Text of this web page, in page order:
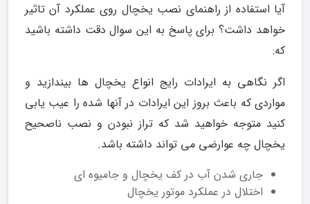
آیا استفاده از راهنمای نصب یخچال روی عملکرد آن تاثیر
خواهد داشت؟ برای پاسخ به این سوال دقت داشته باشید
که:
اگر نگاهی به ایرادات رایج انواع یخچال ها بیندازید و
مواردی که باعث بروز این ایرادات در آنها شده را عیب یابی
کنید متوجه خواهید شد که تراز نبودن و نصب ناصحیح
یخچال چه عوارضی می تواند داشته باشد.
جاری شدن آب در کف یخچال و جامیوه ای
اختلال در عملکرد موتور یخچال